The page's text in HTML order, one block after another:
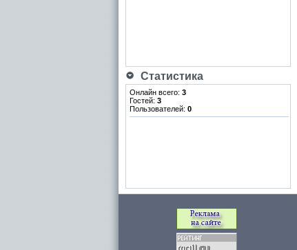
Статистика
Онлайн всего: 3
Гостей: 3
Пользователей: 0